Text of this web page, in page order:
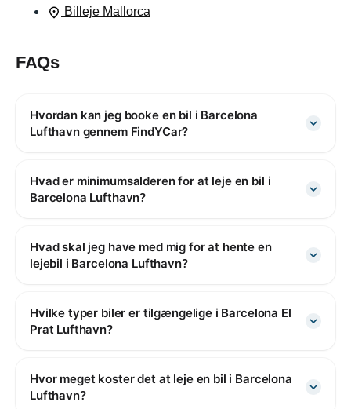
Billeje Mallorca
FAQs
Hvordan kan jeg booke en bil i Barcelona
Lufthavn gennem FindYCar?
Hvad er minimumsalderen for at leje en bil i
Barcelona Lufthavn?
Hvad skal jeg have med mig for at hente en
lejebil i Barcelona Lufthavn?
Hvilke typer biler er tilgængelige i Barcelona El
Prat Lufthavn?
Hvor meget koster det at leje en bil i Barcelona
Lufthavn?